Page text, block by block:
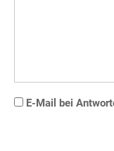
E-Mail bei